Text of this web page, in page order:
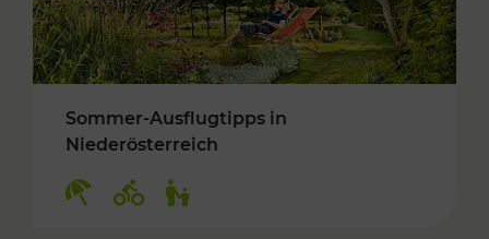
Sommer-Ausflugtipps in
Niederösterreich